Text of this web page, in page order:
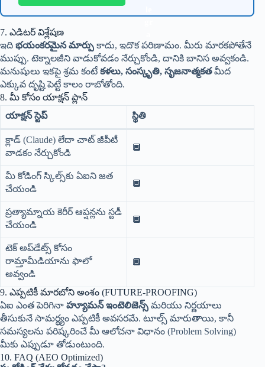
7. ఎడిటర్ విశ్లేషణ
ఇది భయంకరమైన మార్పు కాదు, ఇదొక పరిణామం. మీరు మారకపోతేనే
ముప్పు. టెక్నాలజీని వాడుకోవడం నేర్చుకోండి, దానికి బానిస అవ్వకండి.
మనుషులు ఇకపై శ్రమ కంటే కళలు, సంస్కృతి, సృజనాత్మకతమీద
ఎక్కువ దృష్టి పెట్టే కాలం రాబోతోంది.
8. మీ కోసం యాక్షన్ ప్లాన్
యాక్షన్ స్టెప్
స్థితి
క్లాడ్ (Claude) లేదా చాట్ జీపీటీ
వాడకం నేర్చుకోండి
🔲
మీ కోడింగ్ స్కిల్స్‌కు ఏఐని జత
చేయండి
🔲
ప్రత్యామ్నాయ కెరీర్ ఆప్షన్లను స్టడీ
చేయండి
🔲
టెక్ అప్‌డేట్స్ కోసం
రామ్తామీడియాను ఫాలో
అవ్వండి
🔲
9. ఎప్పటికీ మారబోని అంశం (FUTURE-PROOFING)
ఏఐ ఎంత పెరిగినా హ్యూమన్ ఇంటెలిజెన్స్ మరియు నిర్ణయాలు
తీసుకునే సామర్థ్యం ఎప్పటికీ అవసరమే. టూల్స్ మారుతాయి, కానీ
సమస్యలను పరిష్కరించే మీ ఆలోచనా విధానం (Problem Solving)
మీకు ఎప్పుడూ తోడుంటుంది.
10. FAQ (AEO Optimized)